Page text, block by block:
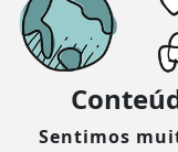
Sentimos